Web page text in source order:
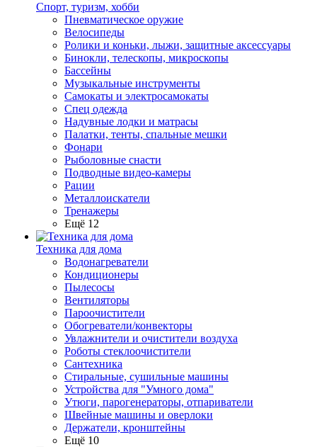
Спорт, туризм, хобби
Пневматическое оружие
Велосипеды
Ролики и коньки, лыжи, защитные аксессуары
Бинокли, телескопы, микроскопы
Бассейны
Музыкальные инструменты
Самокаты и электросамокаты
Спец одежда
Надувные лодки и матрасы
Палатки, тенты, спальные мешки
Фонари
Рыболовные снасти
Подводные видео-камеры
Рации
Металлоискатели
Тренажеры
Ещё 12
Техника для дома
Водонагреватели
Кондиционеры
Пылесосы
Вентиляторы
Пароочистители
Обогреватели/конвекторы
Увлажнители и очистители воздуха
Роботы стеклоочистители
Сантехника
Стиральные, сушильные машины
Устройства для "Умного дома"
Утюги, парогенераторы, отпариватели
Швейные машины и оверлоки
Держатели, кронштейны
Ещё 10